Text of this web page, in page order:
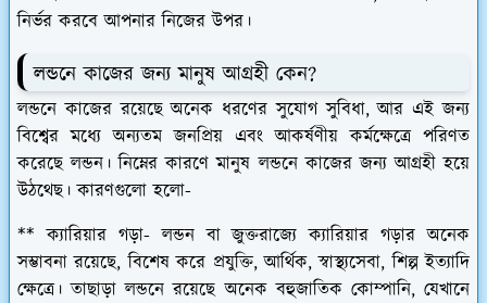
নির্ভর করবে আপনার নিজের উপর।
লন্ডনে কাজের জন্য মানুষ আগ্রহী কেন?
লন্ডনে কাজের রয়েছে অনেক ধরণের সুযোগ সুবিধা, আর এই জন্য
বিশ্বের মধ্যে অন্যতম জনপ্রিয় এবং আকর্ষণীয় কর্মক্ষেত্রে পরিণত
করেছে লন্ডন। নিম্নের কারণে মানুষ লন্ডনে কাজের জন্য আগ্রহী হয়ে
উঠথেছ। কারণগুলো হলো-
** ক্যারিয়ার গড়া- লন্ডন বা জুক্তরাজ্যে ক্যারিয়ার গড়ার অনেক
সম্ভাবনা রয়েছে, বিশেষ করে প্রযুক্তি, আর্থিক, স্বাস্থ্যসেবা, শিল্প ইত্যাদি
ক্ষেত্রে। তাছাড়া লন্ডনে রয়েছে অনেক বহুজাতিক কোম্পানি, যেখানে